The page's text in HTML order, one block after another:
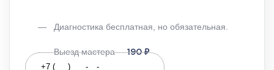
Диагностика бесплатная, но обязательная.
Выезд мастера –190₽